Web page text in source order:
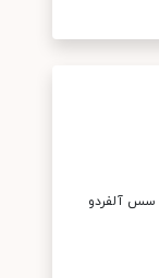
سس آلفردو